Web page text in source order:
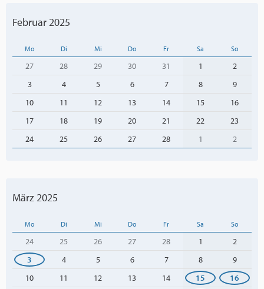
Februar 2025
Mo Di Mi Do Fr Sa So
27 28 29 30 31 1
2
3
4 5 6 7 8
9
10
11 12 13 14 15
16
17
18 19 20 21 22
23
24
25 26 27 28 1 2
März 2025
Mo Di Mi Do Fr Sa So
24 25 26 27 28 1
2
3
4 5 6 7 8
9
10
11 12 13 14 15
16